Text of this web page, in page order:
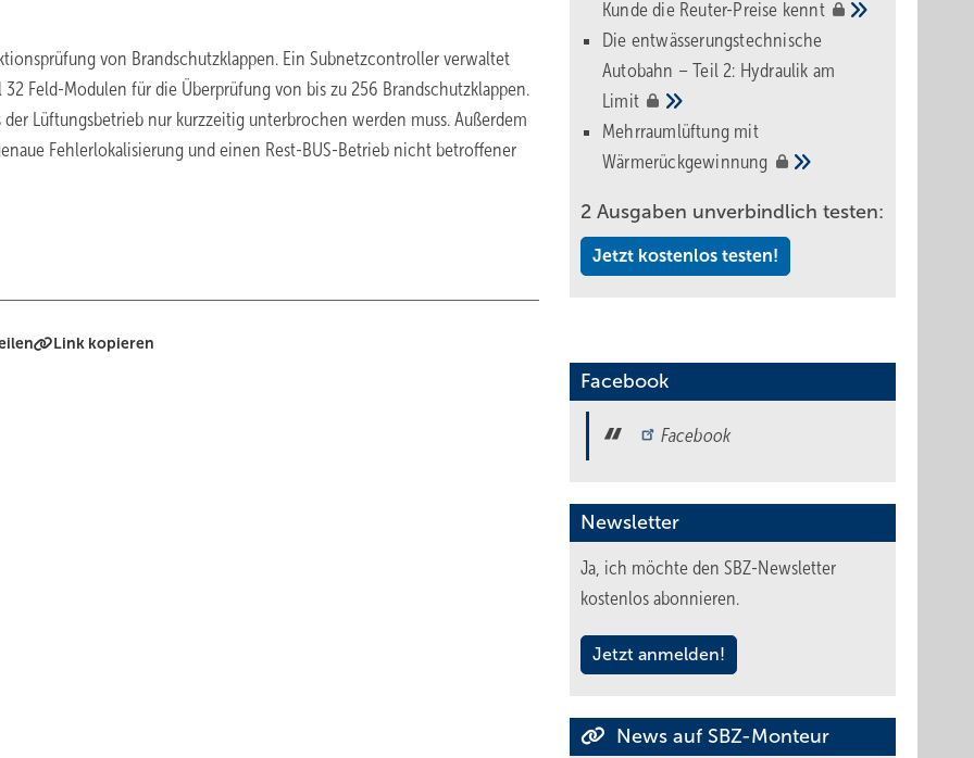
von Brandschutzklappen. Ein Subnetzcontroller verwaltet
Feld-Modulen für die Überprüfung von bis zu 256 Brandschutzklappen.
Lüftungsbetrieb nur kurzzeitig unterbrochen werden muss. Außerdem
Fehlerlokalisierung und einen Rest-BUS-Betrieb nicht betroffener
Link kopieren
Kunde die Reuter-Preise kennt
Die entwässerungstechnische
Autobahn – Teil 2: Hydraulik am
Limit
Mehrraumlüftung mit
Wärmerückgewinnung
2 Ausgaben unverbindlich testen:
Jetzt kostenlos testen!
Facebook
Facebook
Newsletter
Ja, ich möchte den SBZ-Newsletter
kostenlos abonnieren.
Jetzt anmelden!
News auf SBZ-Monteur